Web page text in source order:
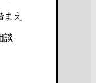
え
談